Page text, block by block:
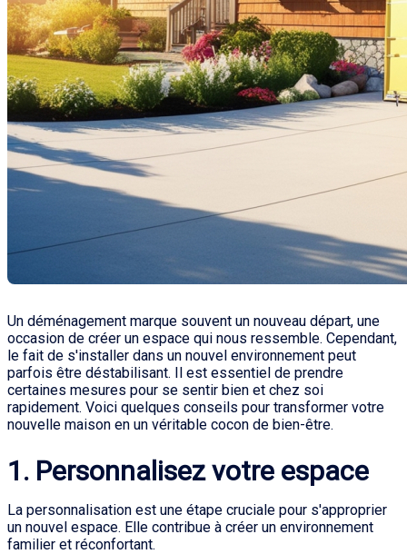
Un déménagement marque souvent un nouveau départ, une
occasion de créer un espace qui nous ressemble. Cependant,
le fait de s'installer dans un nouvel environnement peut
parfois être déstabilisant. Il est essentiel de prendre
certaines mesures pour se sentir bien et chez soi
rapidement. Voici quelques conseils pour transformer votre
nouvelle maison en un véritable cocon de bien-être.
1. Personnalisez votre espace
La personnalisation est une étape cruciale pour s'approprier
un nouvel espace. Elle contribue à créer un environnement
familier et réconfortant.